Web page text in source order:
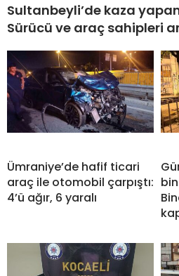
Sultanbeyli’de kaza
Sürücü ve araç sahipleri
Ümraniye’de hafif ticari
araç ile otomobil çarpıştı:
4’ü ağır, 6 yaralı